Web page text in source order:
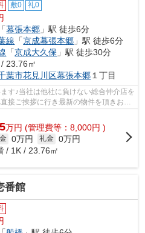
敷0 礼0
「幕張本郷 」駅 徒歩6分
線 「京成幕張本郷 」駅 徒歩6分
「京成大久保 」駅 徒歩30分
23.76㎡
葉市花見川区幕張本郷 １丁目
す♪当社は他社に負けない総合仲介店を
接ご挨拶に行き最新の物件を頂きお客
...
万円 (管理費等：8,000円 )
0万円 礼金 0万円
/ 1K / 23.76㎡
番館